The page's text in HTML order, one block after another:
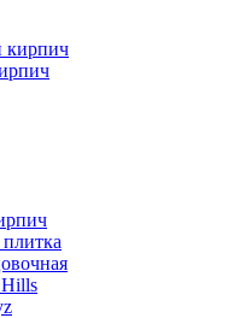
кирпич
Hills